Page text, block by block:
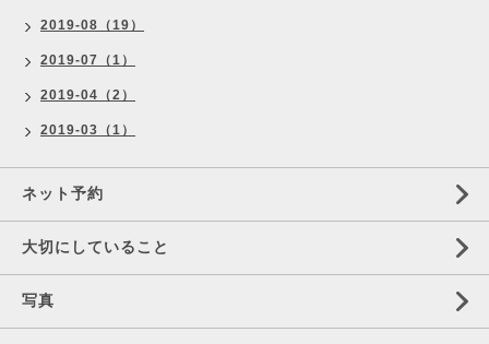
2019-08（19）
2019-07（1）
2019-04（2）
2019-03（1）
ネット予約
大切にしていること
写真